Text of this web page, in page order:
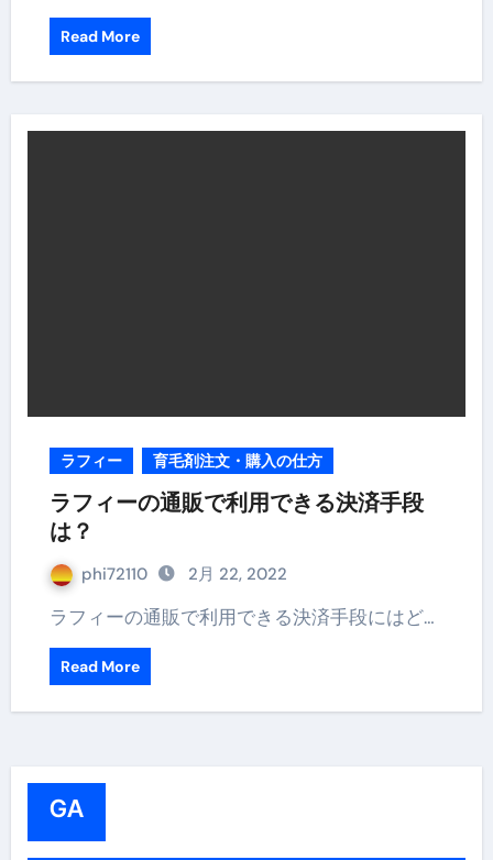
Read More
ラフィー 育毛剤注文・購入の仕方
ラフィーの通販で利用できる決済手段
は？
phi72110 2月 22, 2022
ラフィーの通販で利用できる決済手段にはど…
Read More
GA